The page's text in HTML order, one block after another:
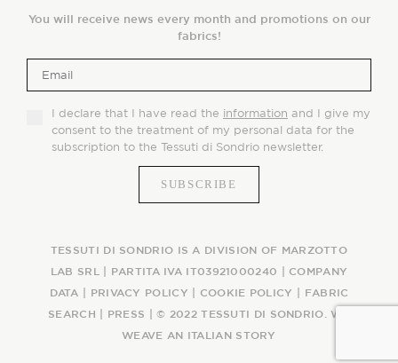
You will receive news every month and promotions on our
fabrics!
I declare that I have read the information and I give my
consent to the treatment of my personal data for the
subscription to the Tessuti di Sondrio newsletter.
TESSUTI DI SONDRIO IS A DIVISION OF MARZOTTO
LAB SRL | PARTITA IVA IT03921000240 | COMPANY
DATA
PRIVACY POLICY COOKIE POLICY
FABRIC
SEARCH
PRESS | © 2022 TESSUTI DI SONDRIO. WE
WEAVE AN ITALIAN STORY